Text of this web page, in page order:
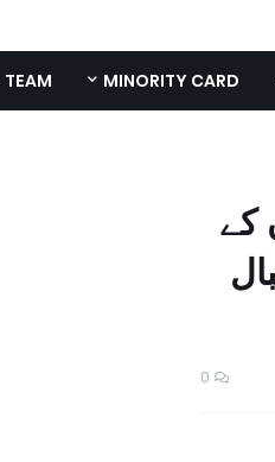
MINORITY CARD
TEAM
کے
0